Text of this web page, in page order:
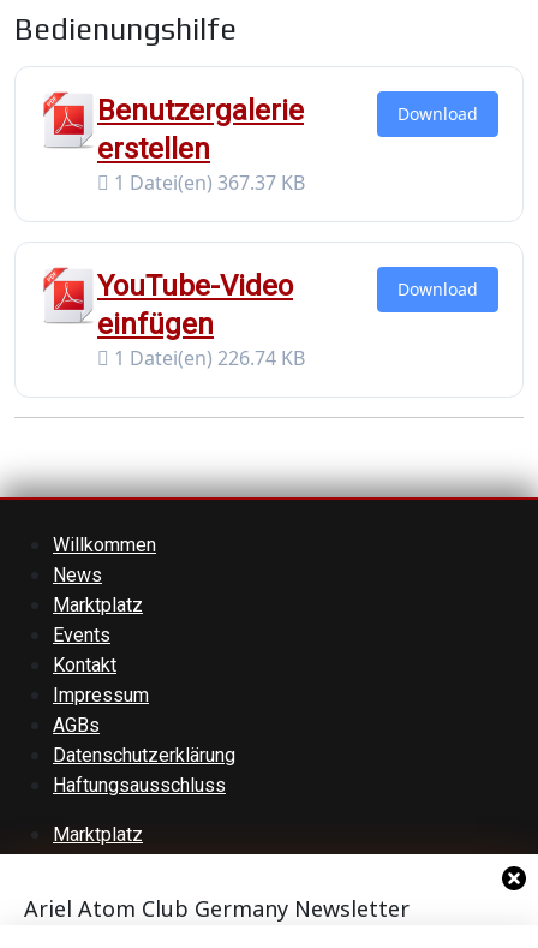
Ariel Atom Club Germany Newsletter
Bedienungshilfe
Benutzergalerie
erstellen
1 Datei(en) 367.37 KB
Download
YouTube-Video
einfügen
1 Datei(en) 226.74 KB
Download
Willkommen
News
Marktplatz
Events
Kontakt
Impressum
AGBs
Datenschutzerklärung
Haftungsausschluss
Marktplatz
Kategorien durchsuchen
Anzeigen stöbern